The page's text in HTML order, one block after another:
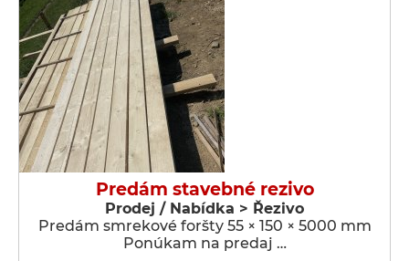
Predám stavebné rezivo
Prodej / Nabídka > Řezivo
Predám smrekové foršty 55 × 150 × 5000 mm
Ponúkam na predaj …